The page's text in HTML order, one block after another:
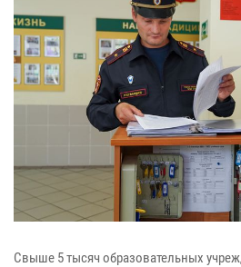
Свыше 5 тысяч образовательных